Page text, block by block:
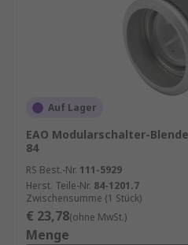
Auf Lager
EAO Modularschalter-
84
RS Best.-Nr. 111-5929
Herst. Teile-Nr. 84-1201.7
Zwischensumme (1 Stück)
€ 23,78(ohne MwSt.)
Menge